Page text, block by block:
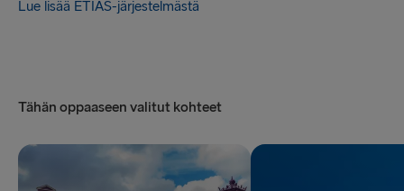
Lue lisää ETIAS-järjestelmästä
Tähän oppaaseen valitut kohteet